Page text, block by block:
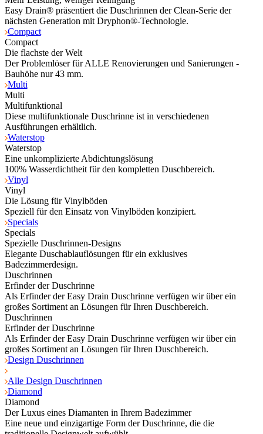
Easy Drain® präsentiert die Duschrinnen der Clean-Serie der
nächsten Generation mit Dryphon®-Technologie.
Compact
Compact
Die flachste der Welt
Der Problemlöser für ALLE Renovierungen und Sanierungen -
Bauhöhe nur 43 mm.
Multi
Multi
Multifunktional
Diese multifunktionale Duschrinne ist in verschiedenen
Ausführungen erhältlich.
Waterstop
Waterstop
Eine unkomplizierte Abdichtungslösung
100% Wasserdichtheit für den kompletten Duschbereich.
Vinyl
Vinyl
Die Lösung für Vinylböden
Speziell für den Einsatz von Vinylböden konzipiert.
Specials
Specials
Spezielle Duschrinnen-Designs
Elegante Duschablauflösungen für ein exklusives
Badezimmerdesign.
Duschrinnen
Erfinder der Duschrinne
Als Erfinder der Easy Drain Duschrinne verfügen wir über ein
großes Sortiment an Lösungen für Ihren Duschbereich.
Duschrinnen
Erfinder der Duschrinne
Als Erfinder der Easy Drain Duschrinne verfügen wir über ein
großes Sortiment an Lösungen für Ihren Duschbereich.
Design Duschrinnen
Alle Design Duschrinnen
Diamond
Diamond
Der Luxus eines Diamanten in Ihrem Badezimmer
Eine neue und einzigartige Form der Duschrinne, die die